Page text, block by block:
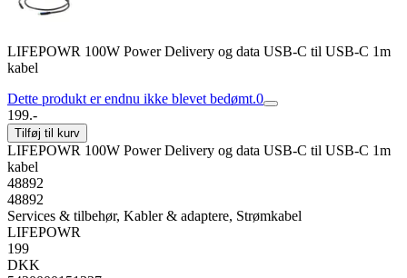
LIFEPOWR 100W Power Delivery og data USB-C til USB-C 1m
kabel
Dette produkt er endnu ikke blevet bedømt.0
199.-
Tilføj til kurv
LIFEPOWR 100W Power Delivery og data USB-C til USB-C 1m
kabel
48892
48892
Services & tilbehør, Kabler & adaptere, Strømkabel
LIFEPOWR
199
DKK